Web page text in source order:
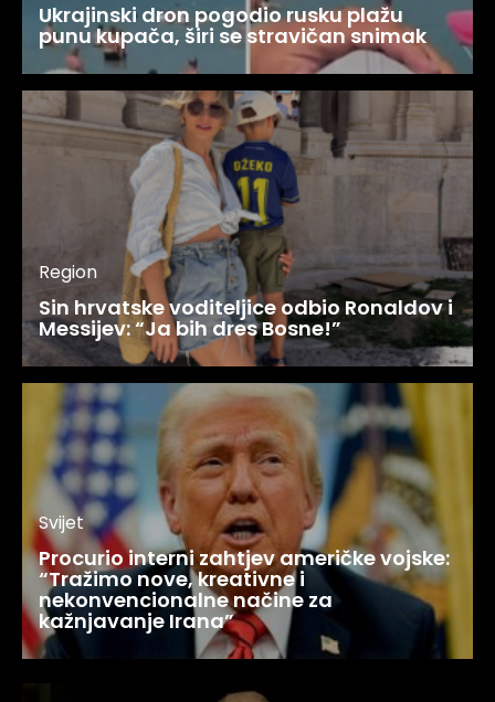
Ukrajinski dron pogodio rusku plažu
punu kupača, širi se stravičan snimak
Region
Sin hrvatske voditeljice odbio Ronaldov i
Messijev: “Ja bih dres Bosne!”
Svijet
Procurio interni zahtjev američke vojske:
“Tražimo nove, kreativne i
nekonvencionalne načine za
kažnjavanje Irana”